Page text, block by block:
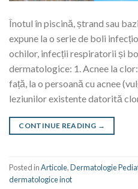
Înotul în piscină, ștrand sau
expune la o serie de boli
ochilor, infecții respiratorii și
dermatologice: 1. Acnee la
față, la o persoană cu acnee
leziunilor existente datorită
CONTINUE READING →
Posted inArticole,Dermatologie
dermatologice inot